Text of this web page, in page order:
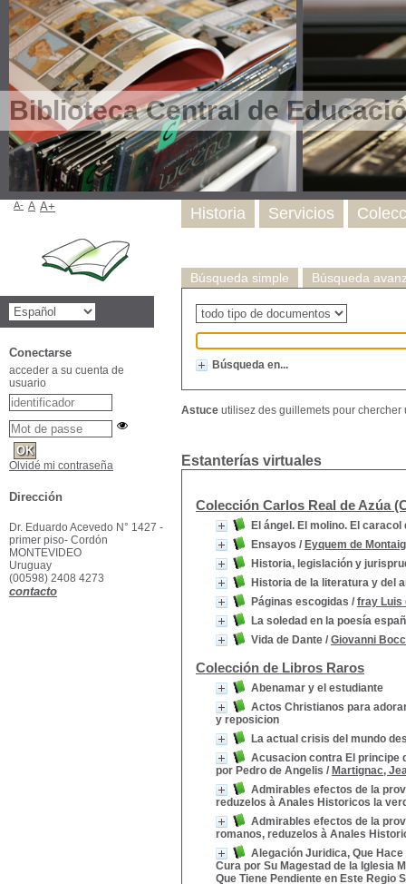
Biblioteca Central de
Búsqueda simple Búsqueda
Type de document
Recherche
Búsqueda en...
Astuce utilisez des guillemets pour
Estanterías virtuales
Colección Carlos Real de Azúa
El ángel. El molino. El caracol
Ensayos / Eyquem de
Historia, legislación y
Historia de la literatura y del
Páginas escogidas / fray Luis
La soledad en la poesía
Vida de Dante / Giovanni
Colección de Libros Raros
Abenamar y el estudiante
Actos Christianos para
y reposicion
La actual crisis del mundo
Acusacion contra El principe
por Pedro de Angelis / Martignac,
Admirables efectos de la
reduzelos à Anales Historicos la
Admirables efectos de la
romanos, reduzelos à Anales
Alegación Juridica, Que
Cura por Su Magestad de la Iglesia
Que Tiene Pendiente en Este Regio
Historia Servicios
A- A A+
Conectarse
acceder a su cuenta de
usuario
Olvidé mi contraseña
Dirección
Dr. Eduardo Acevedo N° 1427 -
primer piso- Cordón
MONTEVIDEO
Uruguay
(00598) 2408 4273
contacto